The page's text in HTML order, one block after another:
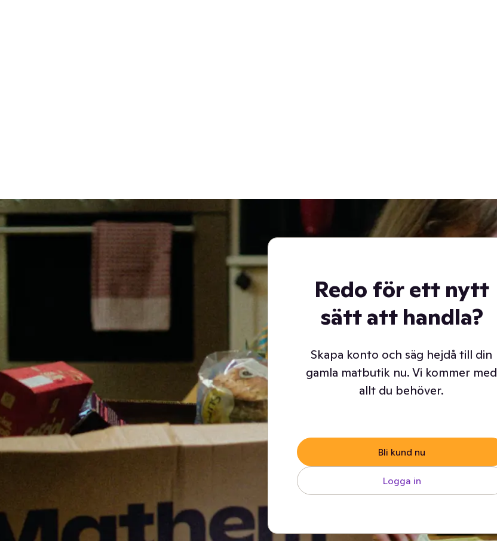
Redo för ett nytt
sätt att handla?
Skapa konto och säg hejdå till din
gamla matbutik nu. Vi kommer med
allt du behöver.
Bli kund nu
Logga in